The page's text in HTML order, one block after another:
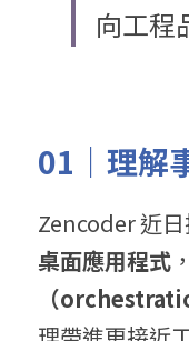
向工程
01｜理解
Zencoder 近
桌面應用程式
（